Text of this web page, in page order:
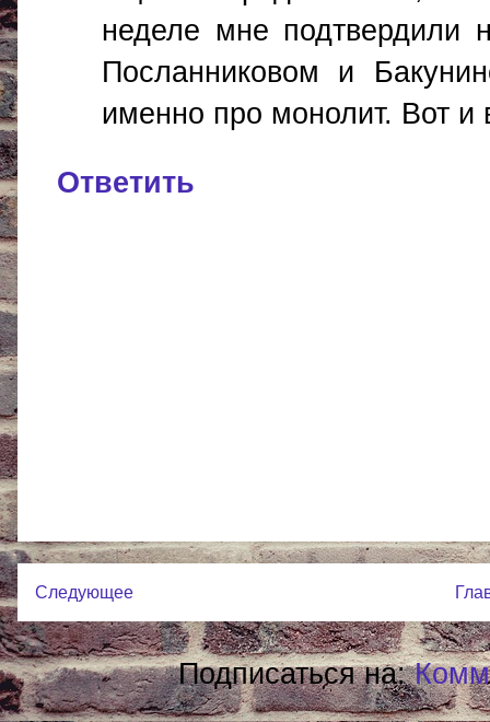
неделе мне подтвердили
Посланниковом и
именно про монолит. Вот и
Ответить
Следующее
Подписаться на: